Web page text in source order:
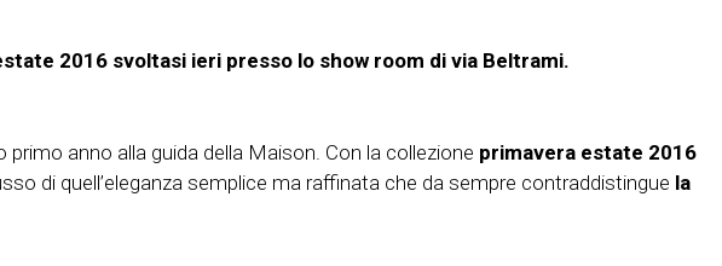
2016 svoltasi ieri presso lo show room di via Beltrami.
anno alla guida della Maison. Con la collezione primavera estate 2016
di quell’eleganza semplice ma raffinata che da sempre contraddistingue la